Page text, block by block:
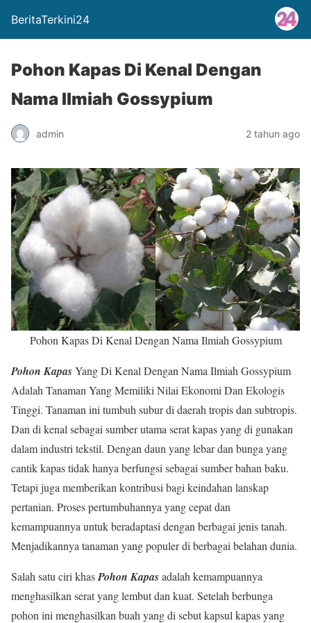
BeritaTerkini24
Pohon Kapas Di Kenal Dengan
Nama Ilmiah Gossypium
admin 2 tahun ago
Pohon Kapas Di Kenal Dengan Nama Ilmiah Gossypium
Pohon KapasYang Di Kenal Dengan Nama Ilmiah Gossypium
Adalah Tanaman Yang Memiliki Nilai Ekonomi Dan Ekologis
Tinggi. Tanaman ini tumbuh subur di daerah tropis dan subtropis.
Dan di kenal sebagai sumber utama serat kapas yang di gunakan
dalam industri tekstil. Dengan daun yang lebar dan bunga yang
cantik kapas tidak hanya berfungsi sebagai sumber bahan baku.
Tetapi juga memberikan kontribusi bagi keindahan lanskap
pertanian. Proses pertumbuhannya yang cepat dan
kemampuannya untuk beradaptasi dengan berbagai jenis tanah.
Menjadikannya tanaman yang populer di berbagai belahan dunia.
Salah satu ciri khasPohon Kapasadalah kemampuannya
menghasilkan serat yang lembut dan kuat. Setelah berbunga
pohon ini menghasilkan buah yang di sebut kapsul kapas yang